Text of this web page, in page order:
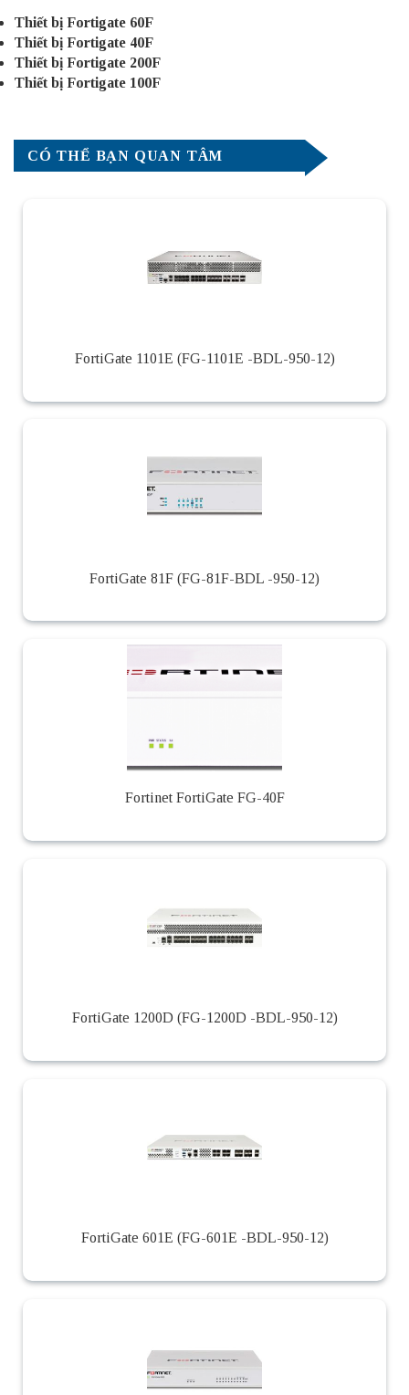
Thiết bị Fortigate 60F
Thiết bị Fortigate 40F
Thiết bị Fortigate 200F
Thiết bị Fortigate 100F
CÓ THỂ BẠN QUAN TÂM
FortiGate 1101E (FG-1101E -BDL-950-12)
FortiGate 81F (FG-81F-BDL -950-12)
Fortinet FortiGate FG-40F
FortiGate 1200D (FG-1200D -BDL-950-12)
FortiGate 601E (FG-601E -BDL-950-12)